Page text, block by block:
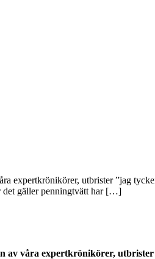
expertkrönikörer, utbrister ”jag
det gäller penningtvätt har […]
av våra expertkrönikörer,